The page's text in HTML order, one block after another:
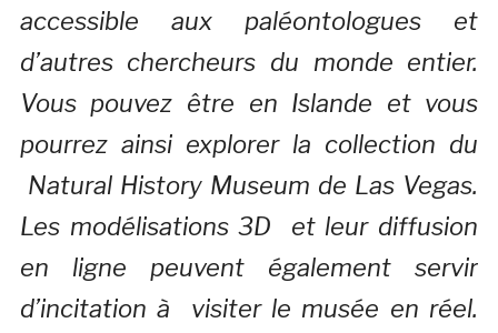
accessible aux paléontologues et
d’autres chercheurs du monde entier.
Vous pouvez être en Islande et vous
pourrez ainsi explorer la collection du
Natural History Museum de Las Vegas.
Les modélisations 3D et leur diffusion
en ligne peuvent également servir
d’incitation à visiter le musée en réel.